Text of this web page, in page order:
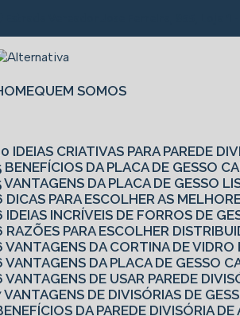
HOME
QUEM SOMOS
10 IDEIAS CRIATIVAS PARA PAREDE
5 BENEFÍCIOS DA PLACA DE GESSO
5 VANTAGENS DA PLACA DE GESSO
6 DICAS PARA ESCOLHER AS
6 IDEIAS INCRÍVEIS DE FORROS DE
6 RAZÕES PARA ESCOLHER
6 VANTAGENS DA CORTINA DE
6 VANTAGENS DA PLACA DE GESSO
6 VANTAGENS DE USAR PAREDE
7 VANTAGENS DE DIVISÓRIAS DE
BENEFÍCIOS DA PAREDE DIVISÓRIA